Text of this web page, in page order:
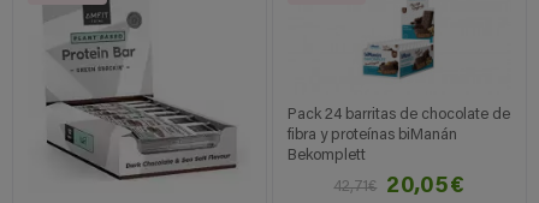
Pack 24 barritas de chocolate de
fibra y proteínas biManán
Bekomplett
42,71€
20,05€